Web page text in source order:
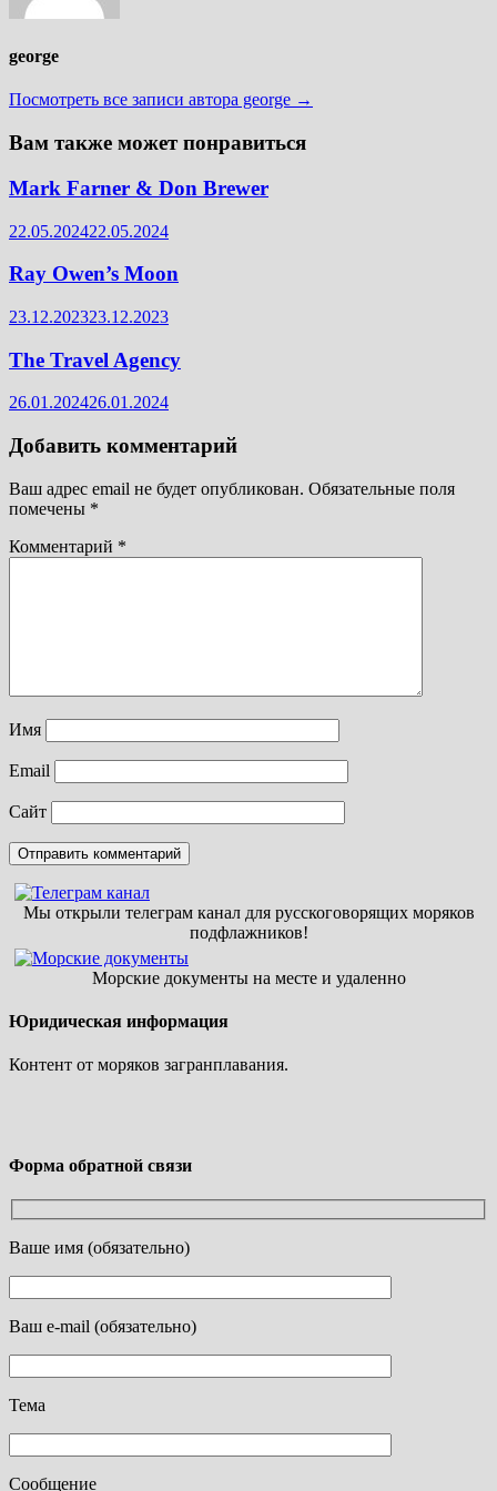
george
Посмотреть все записи автора george →
Вам также может понравиться
Mark Farner & Don Brewer
22.05.202422.05.2024
Ray Owen’s Moon
23.12.202323.12.2023
The Travel Agency
26.01.202426.01.2024
Добавить комментарий
Ваш адрес email не будет опубликован. Обязательные поля
помечены *
Комментарий *
Имя
Email
Сайт
Мы открыли телеграм канал для русскоговорящих моряков
подфлажников!
Морские документы на месте и удаленно
Юридическая информация
Контент от моряков загранплавания.
Форма обратной связи
Ваше имя (обязательно)
Ваш e-mail (обязательно)
Тема
Сообщение